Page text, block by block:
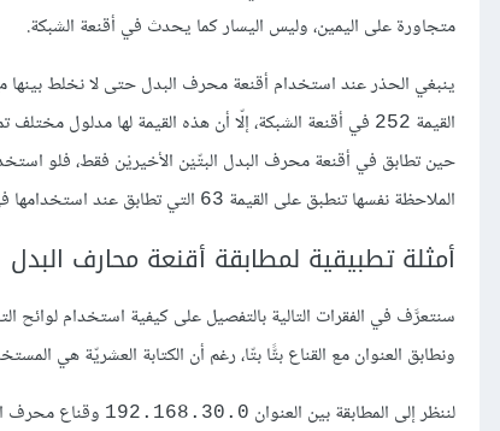
متجاورة على اليمين، وليس اليسار كما يحدث في أقنعة الشبكة.
ينبغي الحذر عند استخدام أقنعة محرف البدل حتى لا نخلط
القيمة 252 في أقنعة الشبكة، إلّا أن هذه القيمة لها مدلول
حين تطابق في أقنعة محرف البدل البتّيْن الأخيريْن فقط، فلو
الملاحظة نفسها تنطبق على القيمة 63 التي تطابق عند استخدامها
أمثلة تطبيقية لمطابقة أقنعة محارف البدل
ونطابق العنوان مع القناع بتًّا بتّا، رغم أن الكتابة العشريّة هي
لننظر إلى المطابقة بين العنوان 192.168.30.0 وقناع محرف